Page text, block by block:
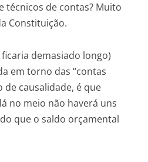
técnicos de contas? Muito
Constituição.
demasiado longo)
em torno das “contas
de causalidade, é que
no meio não haverá uns
que o saldo orçamental